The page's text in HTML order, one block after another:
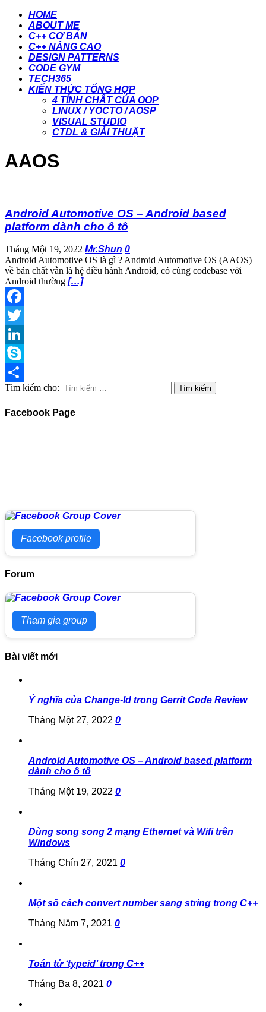
HOME
ABOUT ME
C++ CƠ BẢN
C++ NÂNG CAO
DESIGN PATTERNS
CODE GYM
TECH365
KIẾN THỨC TỔNG HỢP
4 TÍNH CHẤT CỦA OOP
LINUX / YOCTO / AOSP
VISUAL STUDIO
CTDL & GIẢI THUẬT
AAOS
Android Automotive OS – Android based
platform dành cho ô tô
Tháng Một 19, 2022 Mr.Shun 0
Android Automotive OS là gì ? Android Automotive OS (AAOS)
về bản chất vẫn là hệ điều hành Android, có cùng codebase với
Android thường […]
Facebook
Twitter
LinkedIn
Skype
Share
Tìm kiếm cho:
Facebook Page
Facebook profile
Forum
Tham gia group
Bài viết mới
Ý nghĩa của Change-Id trong Gerrit Code Review
Tháng Một 27, 2022 0
Android Automotive OS – Android based platform
dành cho ô tô
Tháng Một 19, 2022 0
Dùng song song 2 mạng Ethernet và Wifi trên
Windows
Tháng Chín 27, 2021 0
Một số cách convert number sang string trong C++
Tháng Năm 7, 2021 0
Toán tử ‘typeid’ trong C++
Tháng Ba 8, 2021 0